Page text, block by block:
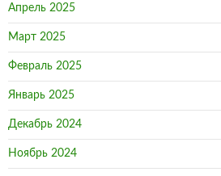
Апрель 2025
Март 2025
Февраль 2025
Январь 2025
Декабрь 2024
Ноябрь 2024